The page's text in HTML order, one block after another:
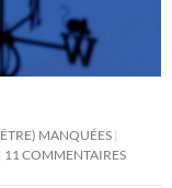
MANQUÉES
11 COMMENTAIRES